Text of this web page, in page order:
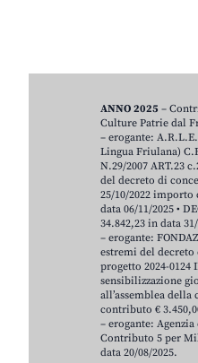
ANNO 2025 –
Culture Patrie dal
– erogante:
Lingua Friulana)
N.29/2007 ART.23
del decreto di
25/10/2022
data 06/11/2025 •
34.842,23 in data
– erogante:
estremi del decreto
progetto 2024-0124
sensibilizzazione
all’assemblea
contributo €
– erogante:
Contributo 5 per
data 20/08/2025.